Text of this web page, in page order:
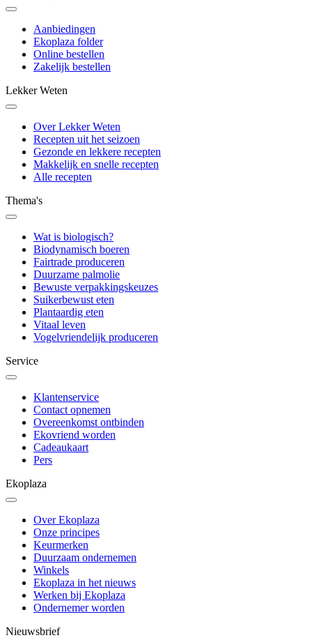
Aanbiedingen
Ekoplaza folder
Online bestellen
Zakelijk bestellen
Lekker Weten
Over Lekker Weten
Recepten uit het seizoen
Gezonde en lekkere recepten
Makkelijk en snelle recepten
Alle recepten
Thema's
Wat is biologisch?
Biodynamisch boeren
Fairtrade produceren
Duurzame palmolie
Bewuste verpakkingskeuzes
Suikerbewust eten
Plantaardig eten
Vitaal leven
Vogelvriendelijk produceren
Service
Klantenservice
Contact opnemen
Overeenkomst ontbinden
Ekovriend worden
Cadeaukaart
Pers
Ekoplaza
Over Ekoplaza
Onze principes
Keurmerken
Duurzaam ondernemen
Winkels
Ekoplaza in het nieuws
Werken bij Ekoplaza
Ondernemer worden
Nieuwsbrief